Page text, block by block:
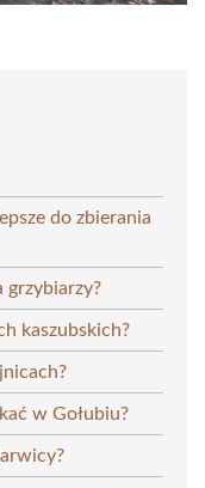
do zbierania
grzybiarzy?
kaszubskich?
w Gołubiu?